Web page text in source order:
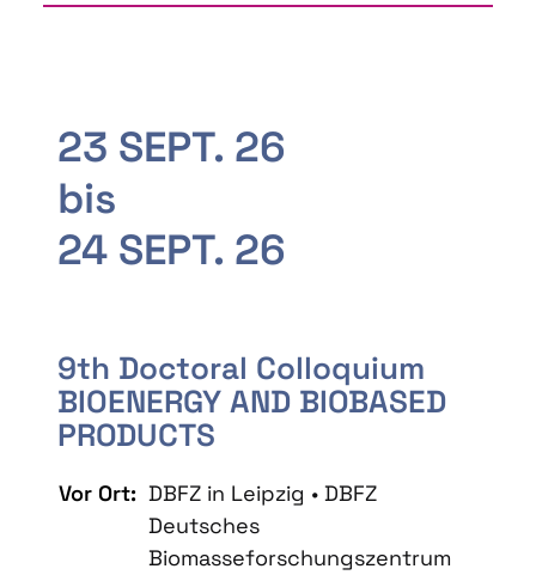
23 SEPT. 26
bis
24 SEPT. 26
9th Doctoral Colloquium
BIOENERGY AND BIOBASED
PRODUCTS
Vor Ort: DBFZ in Leipzig • DBFZ
Deutsches
Biomasseforschungszentrum